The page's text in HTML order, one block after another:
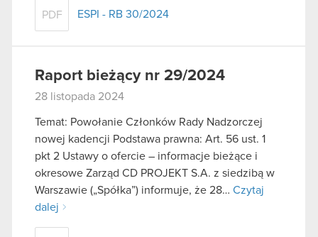
PDF ESPI - RB 30/2024
Raport bieżący nr 29/2024
28 listopada 2024
Temat: Powołanie Członków Rady Nadzorczej
nowej kadencji Podstawa prawna: Art. 56 ust. 1
pkt 2 Ustawy o ofercie – informacje bieżące i
okresowe Zarząd CD PROJEKT S.A. z siedzibą w
Warszawie („Spółka”) informuje, że 28… Czytaj
dalej